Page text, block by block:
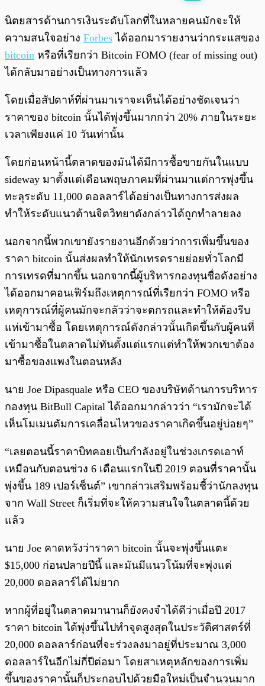
พร้อมเล่น 0:00 0:00
นิตยสารด้านการเงินระดับโลกที่ในหลายคนมักจะให้
ความสนใจอย่าง Forbes ได้ออกมารายงานว่ากระแสของ
bitcoin หรือที่เรียกว่า Bitcoin FOMO (fear of missing out)
ได้กลับมาอย่างเป็นทางการแล้ว
โดยเมื่อสัปดาห์ที่ผ่านมาเราจะเห็นได้อย่างชัดเจนว่า
ราคาของ bitcoin นั้นได้พุ่งขึ้นมากกว่า 20% ภายในระยะ
เวลาเพียงแค่ 10 วันเท่านั้น
โดยก่อนหน้านี้ตลาดของมันได้มีการซื้อขายกันในแบบ
sideway มาตั้งแต่เดือนพฤษภาคมที่ผ่านมาแต่การพุ่งขึ้น
ทะลุระดับ 11,000 ดอลลาร์ได้อย่างเป็นทางการส่งผล
ทำให้ระดับแนวต้านจิตวิทยาดังกล่าวได้ถูกทำลายลง
นอกจากนี้พวกเขายังรายงานอีกด้วยว่าการเพิ่มขึ้นของ
ราคา bitcoin นั้นส่งผลทำให้นักเทรดรายย่อยทั่วโลกมี
การเทรดที่มากขึ้น นอกจากนี้ผู้บริหารกองทุนชื่อดังอย่าง
ได้ออกมาคอนเฟิร์มถึงเหตุการณ์ที่เรียกว่า FOMO หรือ
เหตุการณ์ที่ผู้คนมักจะกลัวว่าจะตกรถและทำให้ต้องรีบ
แห่เข้ามาซื้อ โดยเหตุการณ์ดังกล่าวนั้นเกิดขึ้นกับผู้คนที่
เข้ามาซื้อในตลาดไม่ทันตั้งแต่แรกแต่ทำให้พวกเขาต้อง
มาซื้อของแพงในตอนหลัง
นาย Joe Dipasquale หรือ CEO ของบริษัทด้านการบริหาร
กองทุน BitBull Capital ได้ออกมากล่าวว่า “เรามักจะได้
เห็นโมเมนตัมการเคลื่อนไหวของราคาเกิดขึ้นอยู่บ่อยๆ”
“เลยตอนนี้ราคาบิทคอยเป็นกำลังอยู่ในช่วงเกรดเอาท์
เหมือนกับตอนช่วง 6 เดือนแรกในปี 2019 ตอนที่ราคานั้น
พุ่งขึ้น 189 เปอร์เซ็นต์” เขากล่าวเสริมพร้อมชี้ว่านักลงทุน
จาก Wall Street ก็เริ่มที่จะให้ความสนใจในตลาดนี้ด้วย
แล้ว
นาย Joe คาดหวังว่าราคา bitcoin นั้นจะพุ่งขึ้นแตะ
$15,000 ก่อนปลายปีนี้ และมันมีแนวโน้มที่จะพุ่งแต่
20,000 ดอลลาร์ได้ไม่ยาก
หากผู้ที่อยู่ในตลาดมานานก็ยังคงจำได้ดีว่าเมื่อปี 2017
ราคา bitcoin ได้พุ่งขึ้นไปทำจุดสูงสุดในประวัติศาสตร์ที่
20,000 ดอลลาร์ก่อนที่จะร่วงลงมาอยู่ที่ประมาณ 3,000
ดอลลาร์ในอีกไม่กี่ปีต่อมา โดยสาเหตุหลักของการเพิ่ม
ขึ้นของราคานั้นก็ประกอบไปด้วยมือใหม่เป็นจำนวนมาก